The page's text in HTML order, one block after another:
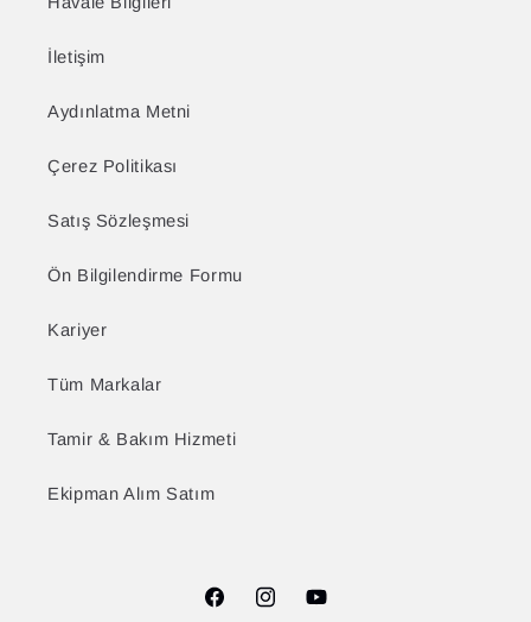
İletişim
Aydınlatma Metni
Çerez Politikası
Satış Sözleşmesi
Ön Bilgilendirme Formu
Kariyer
Tüm Markalar
Tamir & Bakım Hizmeti
Ekipman Alım Satım
FacebookInstagramYouTube